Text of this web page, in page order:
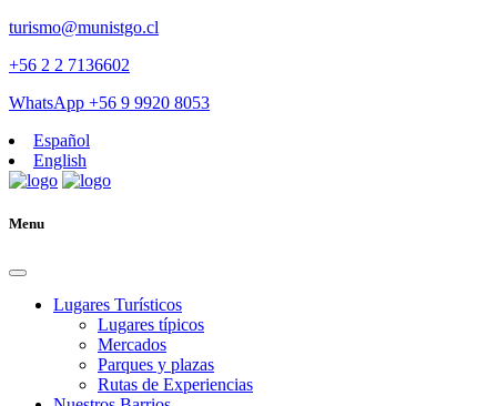
turismo@munistgo.cl
+56 2 2 7136602
WhatsApp +56 9 9920 8053
Español
English
Menu
Lugares Turísticos
Lugares tí­picos
Mercados
Parques y plazas
Rutas de Experiencias